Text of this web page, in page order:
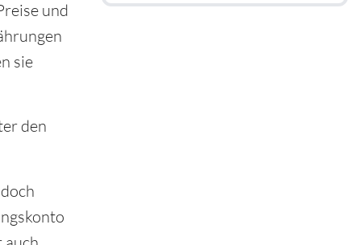
und
sie
den